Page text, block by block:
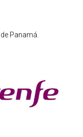
Panamá.